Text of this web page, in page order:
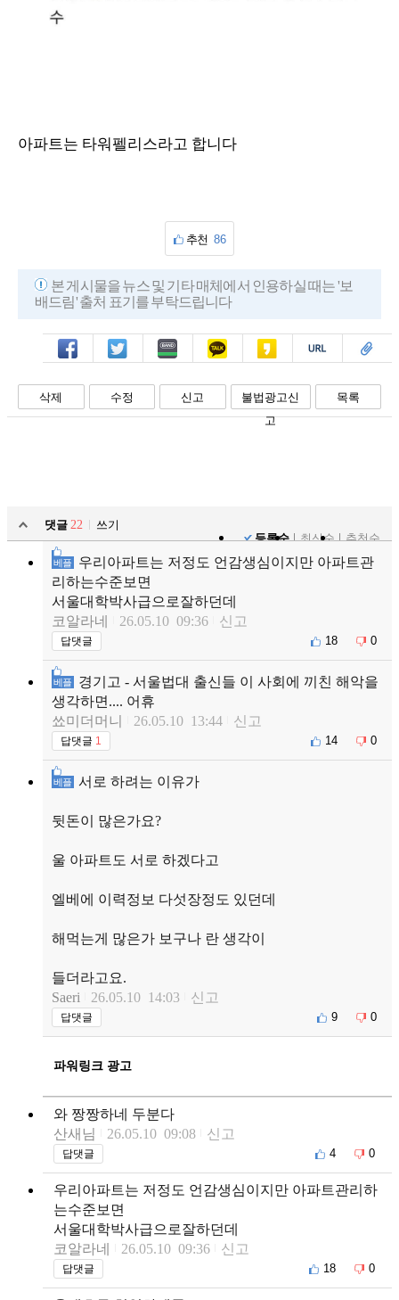
아파트는 타워펠리스라고 합니다
추천 86
본 게시물을 뉴스 및 기타 매체에서 인용하실 때는 '보
배드림' 출처 표기를 부탁드립니다
페북 트윗 밴드 카톡 카스 복사 스크랩
삭제 수정 신고
불법광고신
고
목록
댓글 22
쓰기
등록순
최신순 추천순
베플
우리아파트는 저정도 언감생심이지만 아파트관
리하는수준보면
서울대학박사급으로잘하던데
코알라네
26.05.10 09:36 신고
답댓글 18 0
베플
경기고 - 서울법대 출신들 이 사회에 끼친 해악을
생각하면.... 어휴
쑈미더머니
26.05.10 13:44 신고
답댓글 1 14 0
베플 서로 하려는 이유가
뒷돈이 많은가요?
울 아파트도 서로 하겠다고
엘베에 이력정보 다섯장정도 있던데
해먹는게 많은가 보구나 란 생각이
들더라고요.
Saeri
26.05.10 14:03 신고
답댓글 9 0
파워링크 광고
와 짱짱하네 두분다
산새님
26.05.10 09:08 신고
답댓글 4 0
우리아파트는 저정도 언감생심이지만 아파트관리하
는수준보면
서울대학박사급으로잘하던데
코알라네
26.05.10 09:36 신고
답댓글 18 0